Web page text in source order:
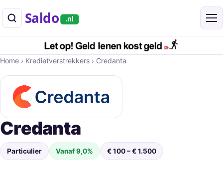
Saldo .nl
Home › Kredietverstrekkers › Credanta
Credanta
Particulier Vanaf 9,0% € 100 – € 1.500